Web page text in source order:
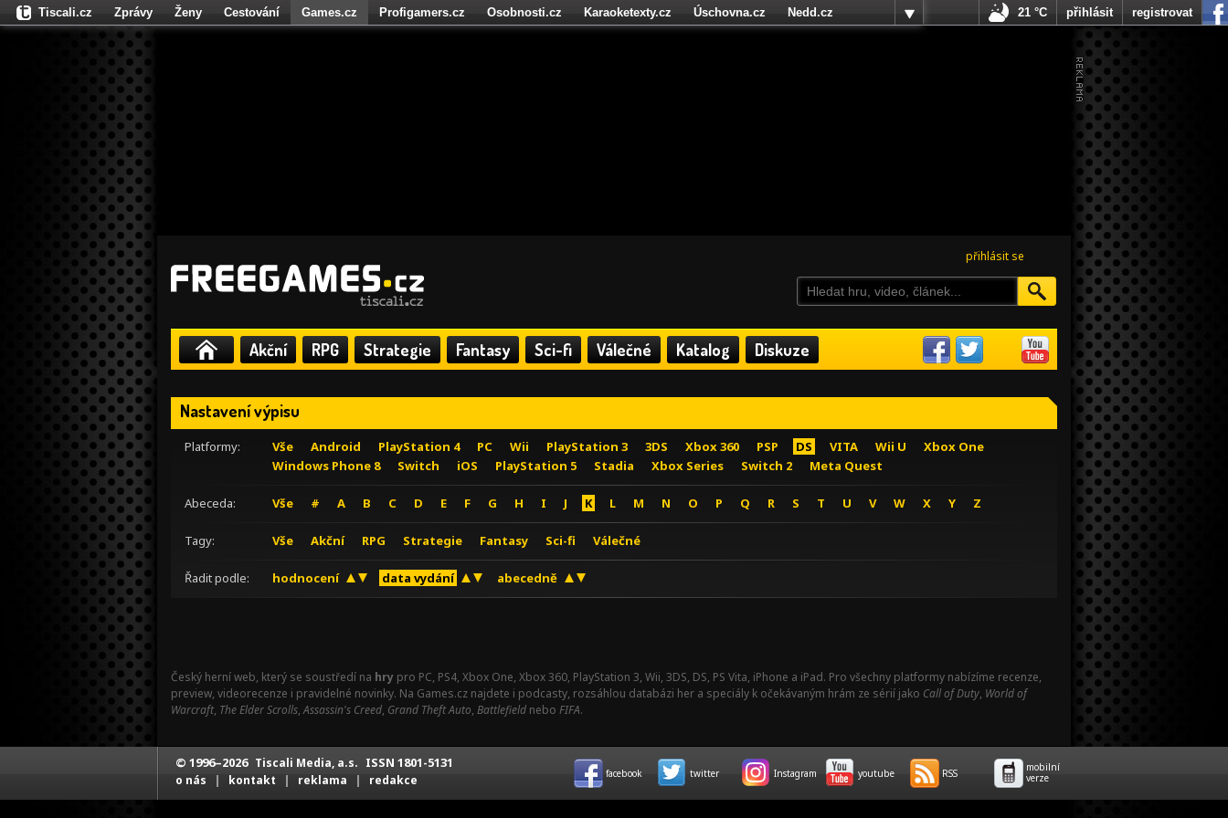
přihlásit se
Akční RPG Strategie Fantasy Sci-fi Válečné Katalog Diskuze
Nastavení výpisu
Platformy: Vše Android PlayStation 4 PC Wii PlayStation 3 3DS Xbox 360 PSP DS VITA Wii U
Xbox One
Windows Phone 8
Switch iOS PlayStation 5 Stadia Xbox Series Switch 2 Meta Quest
Abeceda: Vše # A B C D E F G H I J K L M N O P Q R S T U V W X Y Z
Tagy: Vše Akční RPG Strategie Fantasy Sci-fi Válečné
Řadit podle: hodnocení data vydání abecedně
Český herní web, který se soustředí na hry pro PC, PS4, Xbox One, Xbox 360, PlayStation 3, Wii, 3DS, DS, PS Vita, iPhone a iPad. Pro všechny platformy nabízíme recenze,
preview, videorecenze i pravidelné novinky. Na Games.cz najdete i podcasty, rozsáhlou databázi her a speciály k očekávaným hrám ze sérií jako Call of Duty, World of
Warcraft, The Elder Scrolls,Assassin's Creed, Grand Theft Auto, Battlefield nebo FIFA.
Tiscali.cz Zprávy Ženy Cestování Games.cz Profigamers.cz Osobnosti.cz Karaoketexty.cz Úschovna.cz
Nedd.cz
Fights.cz
21 °C přihlásit registrovat
© 1996–2026 Tiscali Media, a.s. ISSN 1801-5131
o nás | kontakt | reklama | redakce facebook twitter Instagram youtube RSS
mobilní
verze